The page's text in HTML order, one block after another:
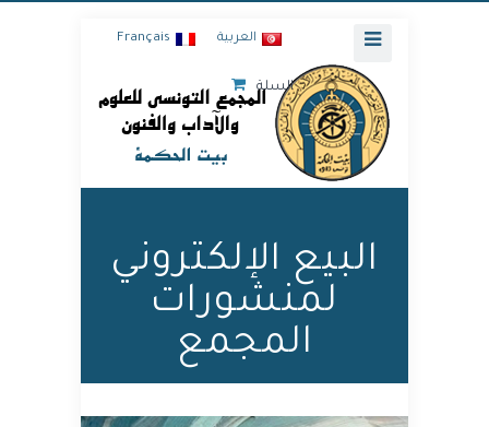
العربية Français
السلة
البيع الإلكتروني
لمنشورات
المجمع